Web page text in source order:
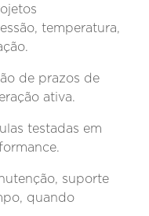
temperatura,
de prazos de
ativa.
testadas em
suporte
quando